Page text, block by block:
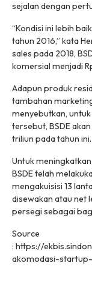
sejalan dengan
“Kondisi ini lebih
tahun 2016,” kata
sales pada 2018,
komersial menjadi
Adapun produk
tambahan
menyebutkan,
tersebut, BSDE
triliun pada tahun ini.
Untuk
BSDE telah
mengakuisisi 13
disewakan atau net
persegi sebagai
Source
: https://
akomodasi-startup-